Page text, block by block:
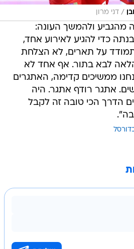
/ דני מרון
מהגביע ולהמשך העונה:
כדי להגיע לאירוע אחד,
על תארים, לא הצלחת
לבא בתור. אף אחד לא
ממשיכים קדימה, האתגרים
אתגר רודף אתגר. היה
הדרך הכי טובה זה לקבל